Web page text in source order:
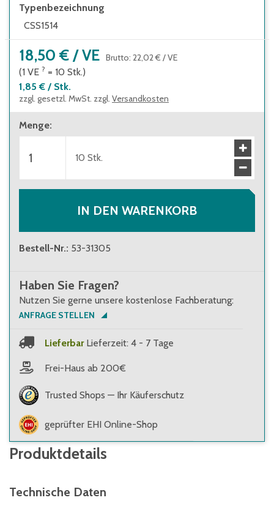
Typenbezeichnung
CSS1514
18,50 € /VE Brutto: 22,02 € /VE
(1 VE ? = 10 Stk.)
1,85 € / Stk.
zzgl. gesetzl. MwSt. zzgl. Versandkosten
Menge:
10 Stk.
IN DEN WARENKORB
Bestell-Nr.: 53-31305
Haben Sie Fragen?
Nutzen Sie gerne unsere kostenlose Fachberatung:
ANFRAGE STELLEN
Lieferbar Lieferzeit: 4 - 7 Tage
Frei-Haus ab 200€
Trusted Shops — Ihr Käuferschutz
geprüfter EHI Online-Shop
Produktdetails
Technische Daten